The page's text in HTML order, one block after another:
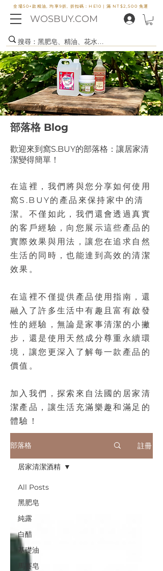
WOSBUY.COM
全場50+款精油, 均享9折, 折扣碼：HE10 | 滿 NT$2,500 免運
部落格 Blog
歡迎來到窩S.BUY的部落格：讓居家清
潔變得簡單！
在這裡，我們將與您分享如何使用
窩S.BUY的產品來保持家中的清
潔。不僅如此，我們還會透過真實
的客戶經驗，向您展示這些產品的
實際效果與用法，讓您在追求自然
生活的同時，也能達到高效的清潔
效果。
在這裡不僅提供產品使用指南，還
融入了許多生活中有趣且富有啟發
性的經驗，無論是家事清潔的小撇
步，還是使用天然成分尊重永續環
境，讓您更深入了解每一款產品的
價值。
加入我們，探索來自法國的居家清
潔產品，讓生活充滿樂趣和滿足的
體驗！
部落格 註冊
All Posts
黑肥皂
純露
白醋
基礎油
馬賽皂
居家清潔酒精